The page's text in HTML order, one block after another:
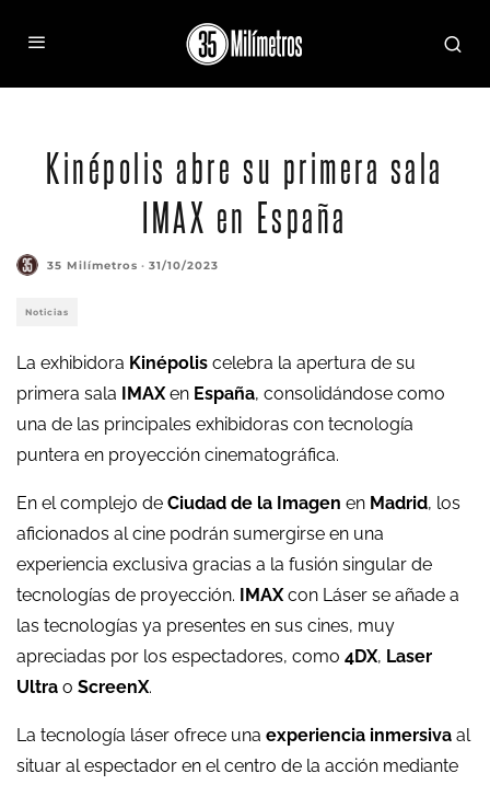
Kinépolis abre su primera sala
IMAX en España
35 Milímetros · 31/10/2023
Noticias
La exhibidora Kinépolis celebra la apertura de su
primera sala IMAXen España, consolidándose como
una de las principales exhibidoras con tecnología
puntera en proyección cinematográfica.
En el complejo de Ciudad de la Imagen en Madrid, los
aficionados al cine podrán sumergirse en una
experiencia exclusiva gracias a la fusión singular de
tecnologías de proyección. IMAXcon Láser se añade a
las tecnologías ya presentes en sus cines, muy
apreciadas por los espectadores, como 4DX, Laser
Ultra o ScreenX.
La tecnología láser ofrece una experiencia inmersiva al
situar al espectador en el centro de la acción mediante